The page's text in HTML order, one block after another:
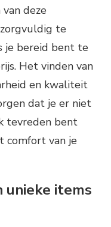
deze
te
je bereid bent te
Het vinden van
en kwaliteit
dat je er niet
tevreden bent
comfort van je
unieke items